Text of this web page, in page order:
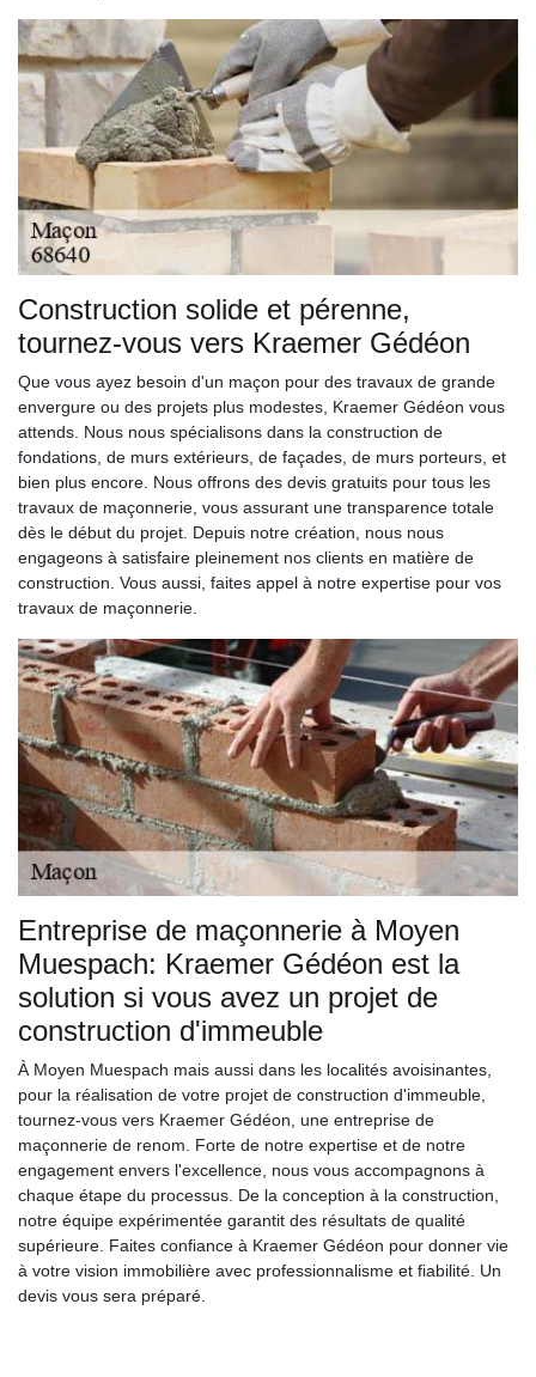
Construction solide et pérenne,
tournez-vous vers Kraemer Gédéon
Que vous ayez besoin d'un maçon pour des travaux de grande
envergure ou des projets plus modestes, Kraemer Gédéon vous
attends. Nous nous spécialisons dans la construction de
fondations, de murs extérieurs, de façades, de murs porteurs, et
bien plus encore. Nous offrons des devis gratuits pour tous les
travaux de maçonnerie, vous assurant une transparence totale
dès le début du projet. Depuis notre création, nous nous
engageons à satisfaire pleinement nos clients en matière de
construction. Vous aussi, faites appel à notre expertise pour vos
travaux de maçonnerie.
Entreprise de maçonnerie à Moyen
Muespach: Kraemer Gédéon est la
solution si vous avez un projet de
construction d'immeuble
À Moyen Muespach mais aussi dans les localités avoisinantes,
pour la réalisation de votre projet de construction d'immeuble,
tournez-vous vers Kraemer Gédéon, une entreprise de
maçonnerie de renom. Forte de notre expertise et de notre
engagement envers l'excellence, nous vous accompagnons à
chaque étape du processus. De la conception à la construction,
notre équipe expérimentée garantit des résultats de qualité
supérieure. Faites confiance à Kraemer Gédéon pour donner vie
à votre vision immobilière avec professionnalisme et fiabilité. Un
devis vous sera préparé.